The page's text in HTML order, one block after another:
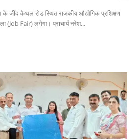
के जींद कैथल रोड स्थित राजकीय औद्योगिक प्रशिक्षण
(Job Fair) लगेगा। प्राचार्य नरेश...